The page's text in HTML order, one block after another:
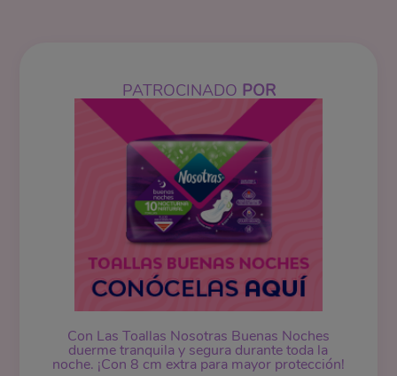
PATROCINADO POR
Con Las Toallas Nosotras Buenas Noches
duerme tranquila y segura durante toda la
noche. ¡Con 8 cm extra para mayor protección!